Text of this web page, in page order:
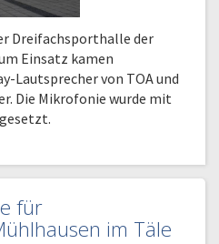
Dreifachsporthalle der
Einsatz kamen
Lautsprecher von TOA und
Die Mikrofonie wurde mit
für
im Täle